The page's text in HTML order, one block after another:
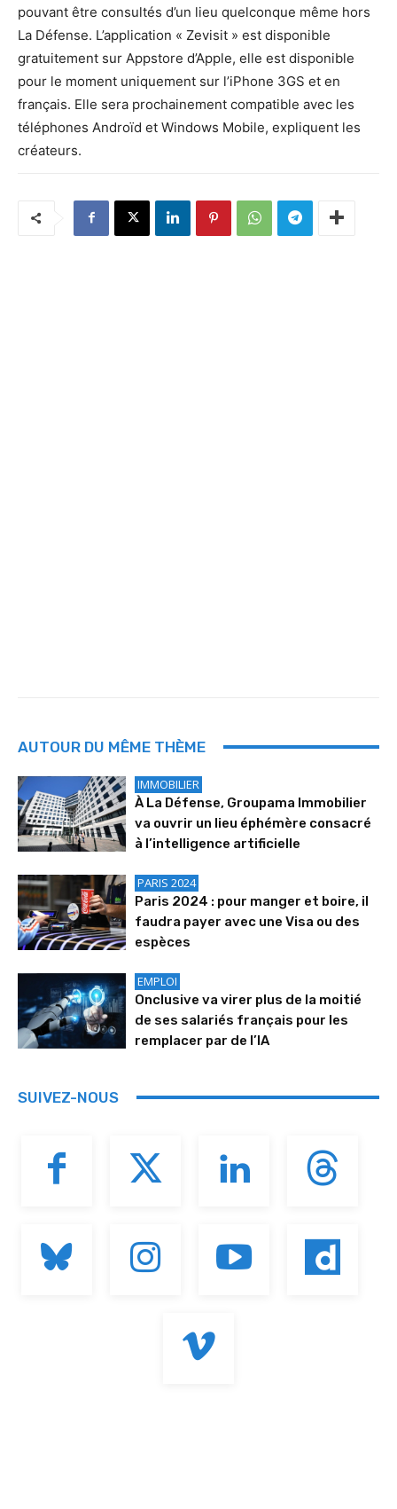
pouvant être consultés d’un lieu quelconque même hors
La Défense. L’application « Zevisit » est disponible
gratuitement sur Appstore d’Apple, elle est disponible
pour le moment uniquement sur l’iPhone 3GS et en
français. Elle sera prochainement compatible avec les
téléphones Androïd et Windows Mobile, expliquent les
créateurs.
AUTOUR DU MÊME THÈME
IMMOBILIER
À La Défense, Groupama Immobilier
va ouvrir un lieu éphémère consacré
à l’intelligence artificielle
PARIS 2024
Paris 2024 : pour manger et boire, il
faudra payer avec une Visa ou des
espèces
EMPLOI
Onclusive va virer plus de la moitié
de ses salariés français pour les
remplacer par de l’IA
SUIVEZ-NOUS